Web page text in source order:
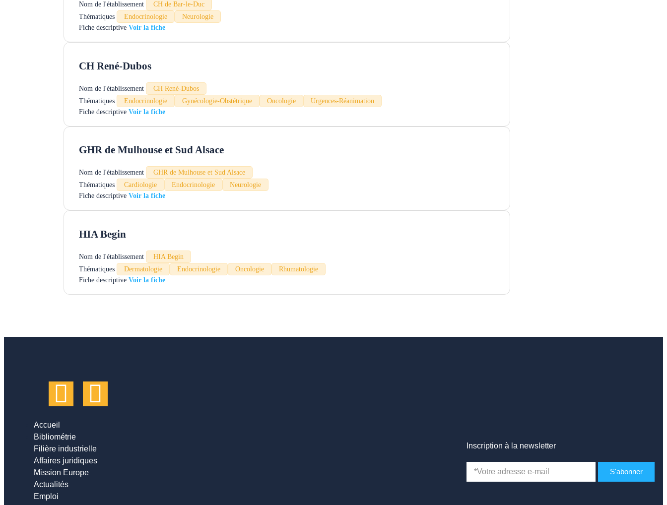
Nom de l'établissement
CH de Bar-le-Duc
Thématiques
Endocrinologie
Neurologie
Fiche descriptive
CH René-Dubos
Nom de l'établissement
CH René-Dubos
Thématiques
Endocrinologie Gynécologie-Obstétrique Oncologie
Urgences-Réanimation
Fiche descriptive
GHR de Mulhouse et Sud Alsace
Nom de l'établissement
GHR de Mulhouse et Sud Alsace
Thématiques
Cardiologie Endocrinologie
Neurologie
Fiche descriptive
HIA Begin
Nom de l'établissement
HIA Begin
Thématiques
Dermatologie Endocrinologie Oncologie
Rhumatologie
Fiche descriptive
Accueil
Bibliométrie
Filière industrielle
Affaires juridiques
Mission Europe
Actualités
Emploi
Inscription à la newsletter
S'abonner